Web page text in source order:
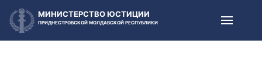
МИНИСТЕРСТВО ЮСТИЦИИ
ПРИДНЕСТРОВСКОЙ МОЛДАВСКОЙ РЕСПУБЛИКИ